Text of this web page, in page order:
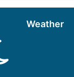
Weather